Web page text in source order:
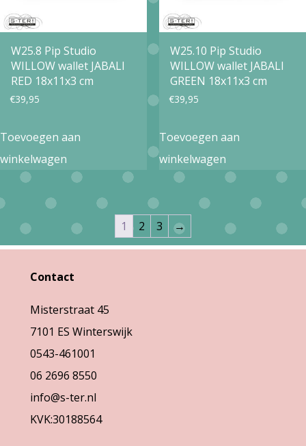
W25.8 Pip Studio
WILLOW wallet JABALI
RED 18x11x3 cm
€39,95
Toevoegen aan
winkelwagen
W25.10 Pip Studio
WILLOW wallet JABALI
GREEN 18x11x3 cm
€39,95
Toevoegen aan
winkelwagen
1 2 3 →
Contact
Misterstraat 45
7101 ES Winterswijk
0543-461001
06 2696 8550
info@s-ter.nl
KVK:30188564